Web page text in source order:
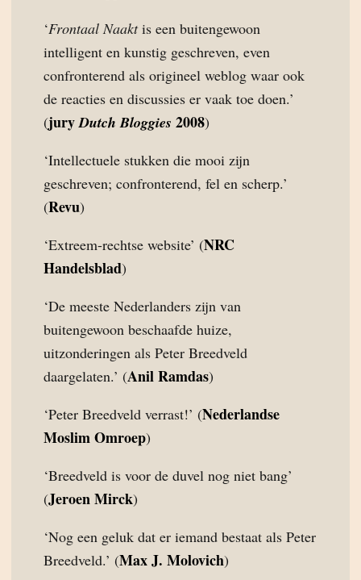
‘Frontaal Naaktis een buitengewoon
intelligent en kunstig geschreven, even
confronterend als origineel weblog waar ook
de reacties en discussies er vaak toe doen.’
(juryDutch Bloggies 2008)
‘Intellectuele stukken die mooi zijn
geschreven; confronterend, fel en scherp.’
(Revu)
‘Extreem-rechtse website’ (NRC
Handelsblad)
‘De meeste Nederlanders zijn van
buitengewoon beschaafde huize,
uitzonderingen als Peter Breedveld
daargelaten.’ (Anil Ramdas)
‘Peter Breedveld verrast!’ (Nederlandse
Moslim Omroep)
‘Breedveld is voor de duvel nog niet bang’
(Jeroen Mirck)
‘Nog een geluk dat er iemand bestaat als Peter
Breedveld.’ (Max J. Molovich)